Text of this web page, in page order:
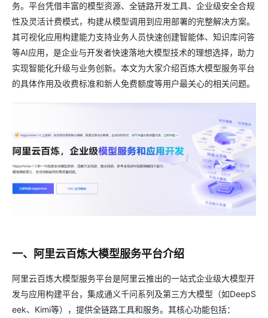
务。平台凭借丰富的模型资源、全链路开发工具、企业级安全合规
性及灵活计费模式，构建从模型调用到应用部署的完整解决方案。
其可视化应用构建能力支持业务人员快速创建智能体、知识库问答
等AI应用，是企业与开发者快速落地大模型技术的理想选择，助力
实现智能化升级与业务创新。本文为大家介绍百炼大模型服务平台
的具体作用及收费标准和新人免费额度等用户最关心的相关问题。
一、阿里云百炼大模型服务平台介绍
阿里云百炼大模型服务平台是阿里云推出的一站式企业级大模型开
发与应用构建平台，集成通义千问系列及第三方大模型（如DeepS
eek、Kimi等），提供全链路工具和服务。其核心功能包括：